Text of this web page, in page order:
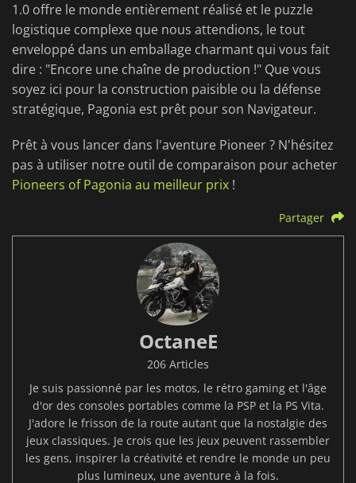
1.0 offre le monde entièrement réalisé et le puzzle
logistique complexe que nous attendions, le tout
enveloppé dans un emballage charmant qui vous fait
dire : "Encore une chaîne de production !" Que vous
soyez ici pour la construction paisible ou la défense
stratégique, Pagonia est prêt pour son Navigateur.
Prêt à vous lancer dans l'aventure Pioneer ? N'hésitez
pas à utiliser notre outil de comparaison pour acheter
Pioneers of Pagonia au meilleur prix !
Partager
OctaneE
206 Articles
Je suis passionné par les motos, le rétro gaming et l'âge
d'or des consoles portables comme la PSP et la PS Vita.
J'adore le frisson de la route autant que la nostalgie des
jeux classiques. Je crois que les jeux peuvent rassembler
les gens, inspirer la créativité et rendre le monde un peu
plus lumineux, une aventure à la fois.